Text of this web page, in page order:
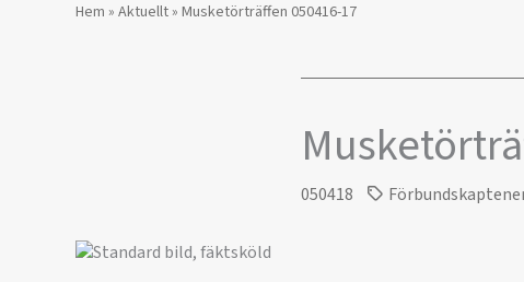
Hem » Aktuellt» Musketörträffen 050416-17
050418